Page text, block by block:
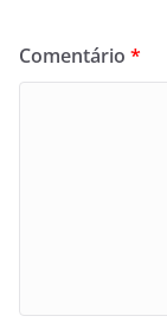
Comentário *